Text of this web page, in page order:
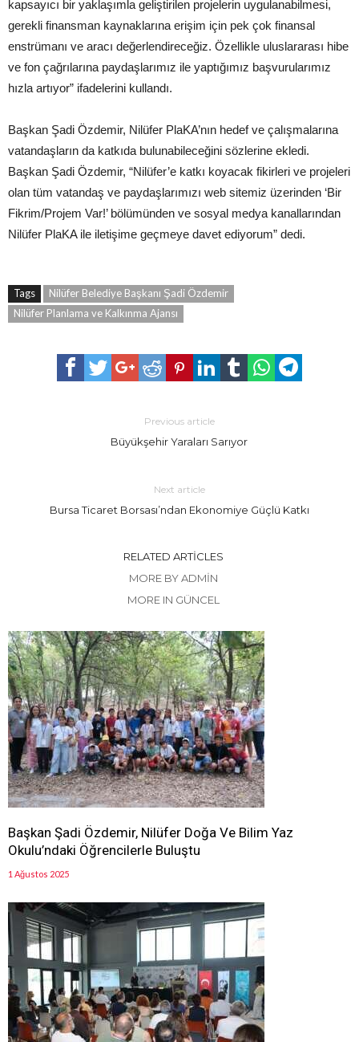
kapsayıcı bir yaklaşımla geliştirilen projelerin uygulanabilmesi,
gerekli finansman kaynaklarına erişim için pek çok finansal
enstrümanı ve aracı değerlendireceğiz. Özellikle uluslararası hibe
ve fon çağrılarına paydaşlarımız ile yaptığımız başvurularımız
hızla artıyor” ifadelerini kullandı.
Başkan Şadi Özdemir, Nilüfer PlaKA’nın hedef ve çalışmalarına
vatandaşların da katkıda bulunabileceğini sözlerine ekledi.
Başkan Şadi Özdemir, “Nilüfer’e katkı koyacak fikirleri ve projeleri
olan tüm vatandaş ve paydaşlarımızı web sitemiz üzerinden ‘Bir
Fikrim/Projem Var!’ bölümünden ve sosyal medya kanallarından
Nilüfer PlaKA ile iletişime geçmeye davet ediyorum” dedi.
Tags
Nilüfer Belediye Başkanı Şadi Özdemir
Nilüfer Planlama ve Kalkınma Ajansı
Previous article
Büyükşehir Yaraları Sarıyor
Next article
Bursa Ticaret Borsası’ndan Ekonomiye Güçlü Katkı
RELATED ARTICLES
MORE BY ADMIN
MORE IN GÜNCEL
Başkan Şadi Özdemir, Nilüfer Doğa Ve Bilim Yaz
Okulu’ndaki Öğrencilerle Buluştu
1 Ağustos 2025